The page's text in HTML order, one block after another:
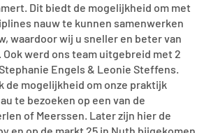
Dit biedt de mogelijkheid om met
nauw te kunnen samenwerken
waardoor wij u sneller en beter van
werd ons team uitgebreid met 2
Engels & Leonie Steffens.
de mogelijkheid om onze praktijk
te bezoeken op een van de
of Meerssen. Later zijn hier de